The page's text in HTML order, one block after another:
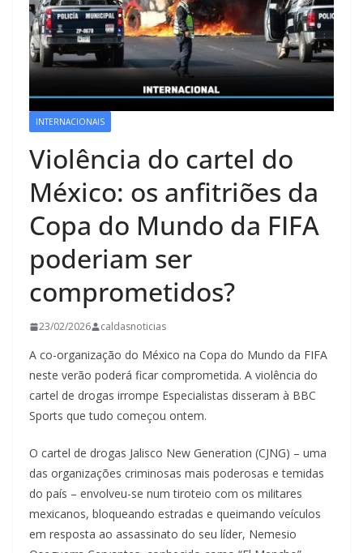
INTERNACIONAIS
Violência do cartel do
México: os anfitriões da
Copa do Mundo da FIFA
poderiam ser
comprometidos?
23/02/2026 caldasnoticias
A co-organização do México na Copa do Mundo da FIFA
neste verão poderá ficar comprometida. A violência do
cartel de drogas irrompe Especialistas disseram à BBC
Sports que tudo começou ontem.
O cartel de drogas Jalisco New Generation (CJNG) – uma
das organizações criminosas mais poderosas e temidas
do país – envolveu-se num tiroteio com os militares
mexicanos, bloqueando estradas e queimando veículos
em resposta ao assassinato do seu líder, Nemesio